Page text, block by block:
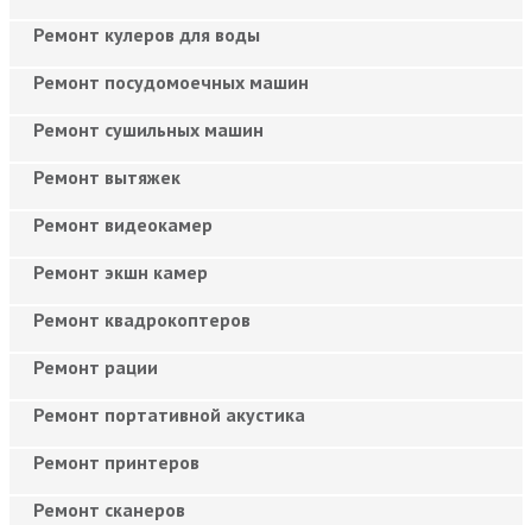
Ремонт кулеров для воды
Ремонт посудомоечных машин
Ремонт сушильных машин
Ремонт вытяжек
Ремонт видеокамер
Ремонт экшн камер
Ремонт квадрокоптеров
Ремонт рации
Ремонт портативной акустика
Ремонт принтеров
Ремонт сканеров